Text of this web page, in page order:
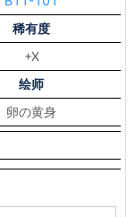
稀有度
+X
绘师
卵の黄身